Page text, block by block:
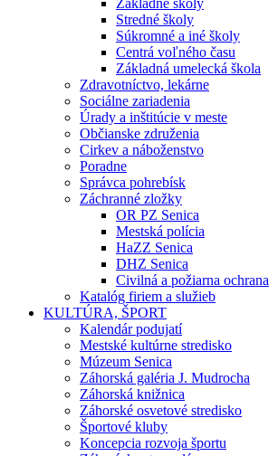
Základné školy
Stredné školy
Súkromné a iné školy
Centrá voľného času
Základná umelecká škola
Zdravotníctvo, lekárne
Sociálne zariadenia
Úrady a inštitúcie v meste
Občianske združenia
Cirkev a náboženstvo
Poradne
Správca pohrebísk
Záchranné zložky
OR PZ Senica
Mestská polícia
HaZZ Senica
DHZ Senica
Civilná a požiarna ochrana
Katalóg firiem a služieb
KULTÚRA, ŠPORT
Kalendár podujatí
Mestské kultúrne stredisko
Múzeum Senica
Záhorská galéria J. Mudrocha
Záhorská knižnica
Záhorské osvetové stredisko
Športové kluby
Koncepcia rozvoja športu